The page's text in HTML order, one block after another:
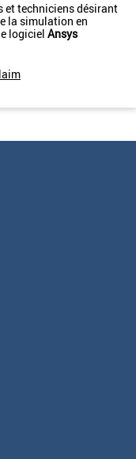
et techniciens désirant
la simulation en
logiciel Ansys